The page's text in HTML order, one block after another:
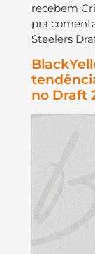
recebem
pra
Steelers
no Draft